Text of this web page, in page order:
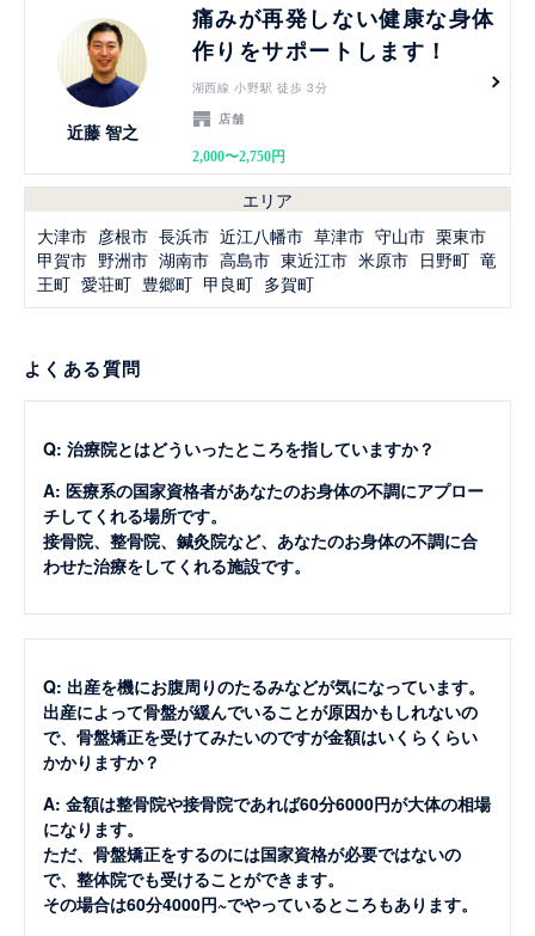
近藤 智之
痛みが再発しない健康な身体
作りをサポートします！
湖西線 小野駅 徒歩 3分
店舗
2,000〜2,750円
エリア
大津市 彦根市 長浜市 近江八幡市 草津市 守山市 栗東市
甲賀市 野洲市 湖南市 高島市 東近江市 米原市 日野町 竜
王町 愛荘町 豊郷町 甲良町 多賀町
よくある質問
Q: 治療院とはどういったところを指していますか？
A: 医療系の国家資格者があなたのお身体の不調にアプロー
チしてくれる場所です。
接骨院、整骨院、鍼灸院など、あなたのお身体の不調に合
わせた治療をしてくれる施設です。
Q: 出産を機にお腹周りのたるみなどが気になっています。
出産によって骨盤が緩んでいることが原因かもしれないの
で、骨盤矯正を受けてみたいのですが金額はいくらくらい
かかりますか？
A: 金額は整骨院や接骨院であれば60分6000円が大体の相場
になります。
ただ、骨盤矯正をするのには国家資格が必要ではないの
で、整体院でも受けることができます。
その場合は60分4000円~でやっているところもあります。